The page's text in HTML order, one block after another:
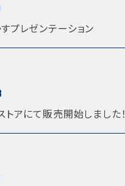
プレゼンテーション
トアにて販売開始しました！